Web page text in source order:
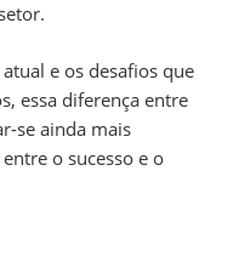
e os desafios que
essa diferença entre
se ainda mais
o sucesso e o